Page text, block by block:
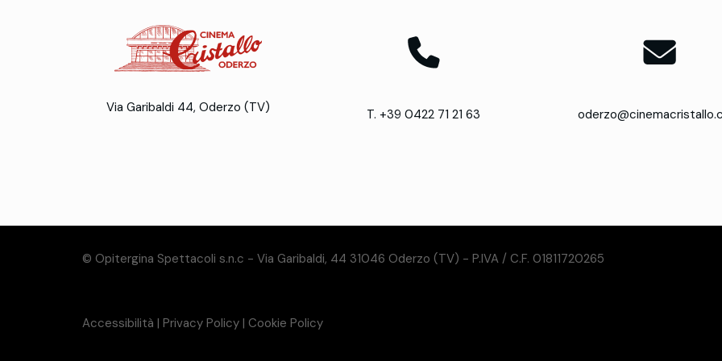
Via Garibaldi 44, Oderzo (TV) T. +39 0422 71 21 63
© Opitergina Spettacoli s.n.c - Via Garibaldi, 44 31046 Oderzo (TV) - P.IVA / C.F. 01811720265
Accessibilità | Privacy Policy | Cookie Policy